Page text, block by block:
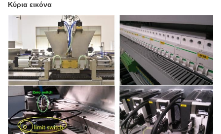
Κύρια εικόνα